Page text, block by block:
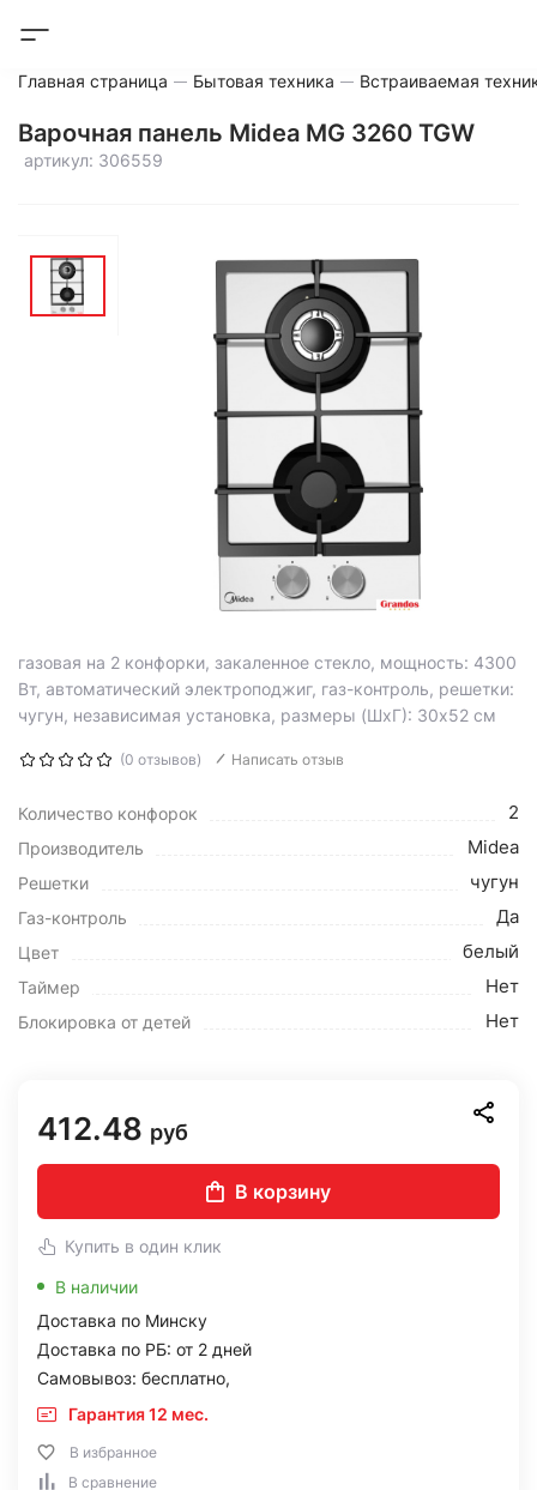
Главная страница Бытовая техника Встраиваемая
Варочная панель Midea MG 3260 TGW
артикул: 306559
газовая на 2 конфорки, закаленное стекло, мощность: 4300
Вт, автоматический электроподжиг, газ-контроль, решетки:
чугун, независимая установка, размеры (ШхГ): 30x52 см
(0 отзывов) Написать отзыв
Количество конфорок 2
Производитель Midea
Решетки чугун
Газ-контроль Да
Цвет белый
Таймер Нет
Блокировка от детей Нет
412.48 руб
В корзину
Купить в один клик
В наличии
Доставка по Минску
Доставка по РБ: от 2 дней
Самовывоз: бесплатно,
Гарантия 12 мес.
В избранное
В сравнение